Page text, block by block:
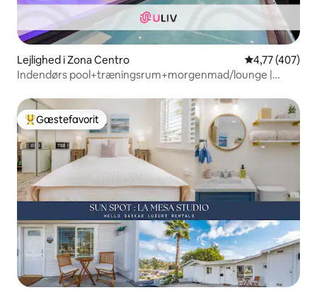
Lejlighed i Zona Centro 4,77 ud af 5 i
4,77 (407)
Indendørs pool+træningsrum+morgenmad/lounge |
Bedste gæstefavorit
Gæstefavorit